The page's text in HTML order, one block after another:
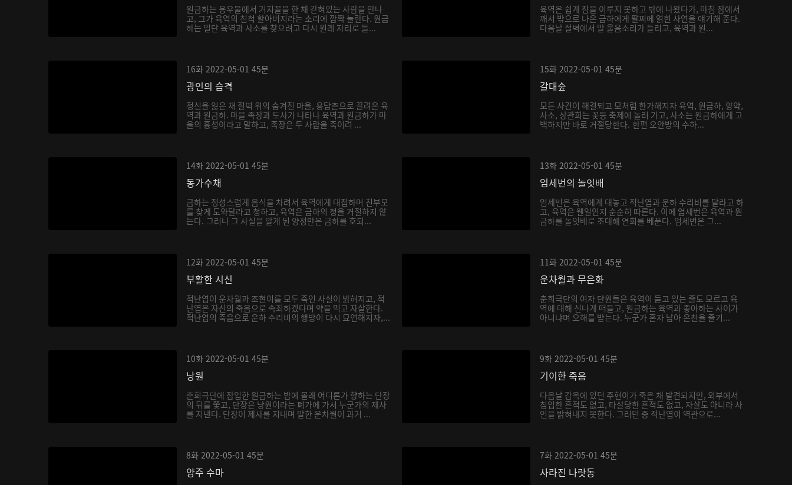
원금하는 용우물에서 거지꼴을 한 채 갇혀있는 사람을 만나
고, 그가 육역의 친척 할아버지라는 소리에 깜짝 놀란다. 원금
하는 일단 육역과 사소를 찾으려고 다시 원래 자리로 돌...
육역은 쉽게 잠을 이루지 못하고 밖에 나왔다가, 마침 잠에서
깨서 밖으로 나온 금하에게 팔찌에 얽힌 사연을 얘기해 준다.
다음날 절벽에서 말 울음소리가 들리고, 육역과 원...
16화 2022-05-01 45분
광인의 습격
정신을 잃은 채 절벽 위의 숨겨진 마을, 용담촌으로 끌려온 육
역과 원금하. 마을 족장과 도사가 나타나 육역과 원금하가 마
을의 흉성이라고 말하고, 족장은 두 사람을 죽이려 ...
15화 2022-05-01 45분
갈대숲
모든 사건이 해결되고 모처럼 한가해지자 육역, 원금하, 양악,
사소, 상관희는 꽃등 축제에 놀러 가고, 사소는 원금하에게 고
백하지만 바로 거절당한다. 한편 오안방의 수하...
14화 2022-05-01 45분
동가수채
금하는 정성스럽게 음식을 차려서 육역에게 대접하며 친부모
를 찾게 도와달라고 청하고, 육역은 금하의 청을 거절하지 않
는다. 그러나 그 사실을 알게 된 양정만은 금하를 호되...
13화 2022-05-01 45분
엄세번의 놀잇배
엄세번은 육역에게 대놓고 적난엽과 운하 수리비를 달라고 하
고, 육역은 웬일인지 순순히 따른다. 이에 엄세번은 육역과 원
금하를 놀잇배로 초대해 연회를 베푼다. 엄세번은 그...
12화 2022-05-01 45분
부활한 시신
적난엽이 운차월과 조현이를 모두 죽인 사실이 밝혀지고, 적
난엽은 자신의 죽음으로 속죄하겠다며 약을 먹고 자살한다.
적난엽의 죽음으로 운하 수리비의 행방이 다시 묘연해지자,...
11화 2022-05-01 45분
운차월과 무은화
춘희극단의 여자 단원들은 육역이 듣고 있는 줄도 모르고 육
역에 대해 신나게 떠들고, 원금하는 육역과 좋아하는 사이가
아니냐며 오해를 받는다. 누군가 혼자 남아 온천을 즐기...
10화 2022-05-01 45분
낭원
춘희극단에 잠입한 원금하는 밤에 몰래 어디론가 향하는 단장
의 뒤를 쫓고, 단장은 낭원이라는 폐가에 가서 누군가의 제사
를 지낸다. 단장이 제사를 지내며 말한 운차월이 과거 ...
9화 2022-05-01 45분
기이한 죽음
다음날 감옥에 있던 주현이가 죽은 채 발견되지만, 외부에서
침입한 흔적도 없고, 타살당한 흔적도 없고, 자살도 아니라 사
인을 밝혀내지 못한다. 그러던 중 적난엽이 역관으로...
8화 2022-05-01 45분
양주 수마
7화 2022-05-01 45분
사라진 나랏동